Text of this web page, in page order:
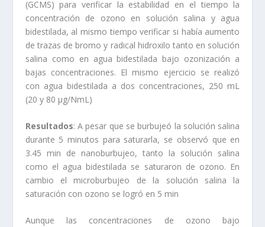
(GCMS) para verificar la estabilidad en el tiempo la
concentración de ozono en solución salina y agua
bidestilada, al mismo tiempo verificar si había aumento
de trazas de bromo y radical hidroxilo tanto en solución
salina como en agua bidestilada bajo ozonización a
bajas concentraciones. El mismo ejercicio se realizó
con agua bidestilada a dos concentraciones, 250 mL
(20 y 80 µg/NmL)
Resultados: A pesar que se burbujeó la solución salina
durante 5 minutos para saturarla, se observó que en
3.45 min de nanoburbujeo, tanto la solución salina
como el agua bidestilada se saturaron de ozono. En
cambio el microburbujeo de la solución salina la
saturación con ozono se logró en 5 min
Aunque las concentraciones de ozono bajo